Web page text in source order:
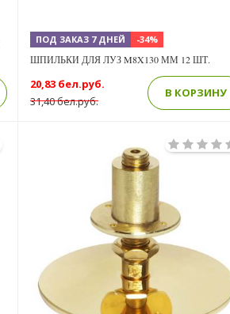
ПОД ЗАКАЗ 7 ДНЕЙ -34%
ШПИЛЬКИ ДЛЯ ЛУЗ M8X130 ММ 12 ШТ.
31,40 бел.руб.
20,83 бел.руб.
В КОРЗИНУ